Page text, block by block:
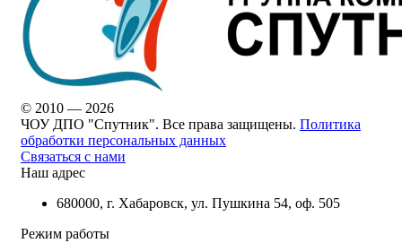
© 2010 — 2026
ЧОУ ДПО "Спутник". Все права защищены. Политика
обработки персональных данных
Связаться с нами
Наш адрес
680000, г. Хабаровск, ул. Пушкина 54, оф. 505
Режим работы